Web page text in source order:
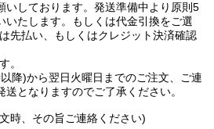
いしております。発送準備中より原則5
いたします。もしくは代金引換をご選
先払い、もしくはクレジット決済確認
。
降)から翌日火曜日までのご注文、ご連
となりますのでご了承ください。
時、その旨ご連絡ください)